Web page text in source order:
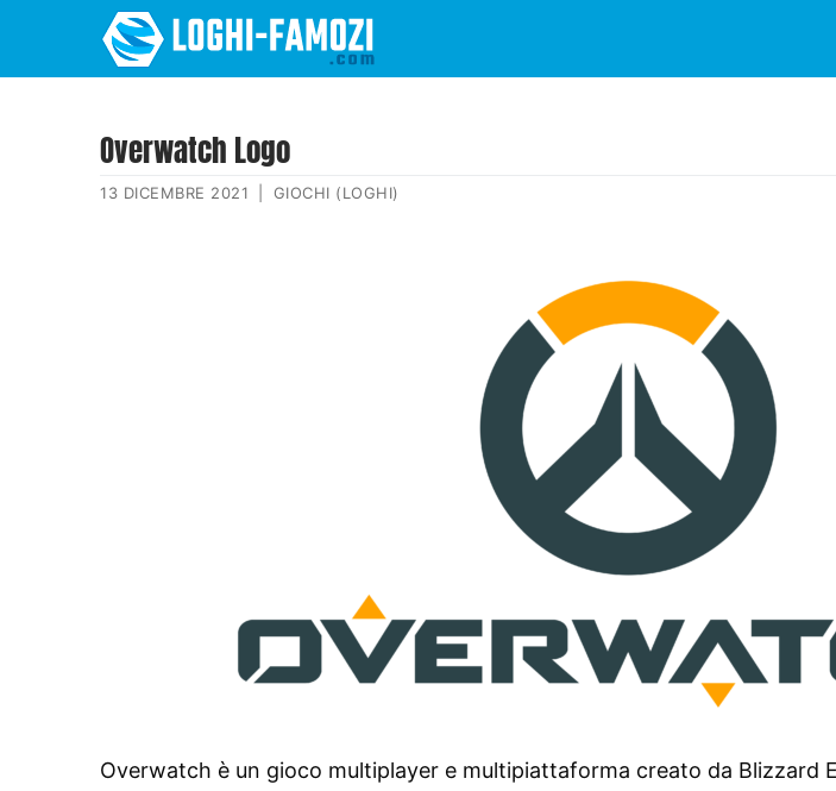
Overwatch Logo
13 DICEMBRE 2021 GIOCHI (LOGHI)
Overwatch è un gioco multiplayer e multipiattaforma creato da Blizzard